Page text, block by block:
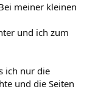
meiner kleinen
und ich zum
ich nur die
und die Seiten